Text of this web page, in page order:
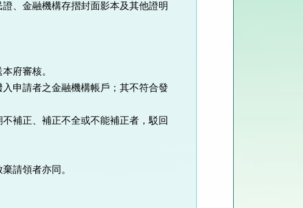
、金融機構存摺封面影本及其他證明
府審核。
申請者之金融機構帳戶；其不符合發
補正、補正不全或不能補正者，駁回
請領者亦同。